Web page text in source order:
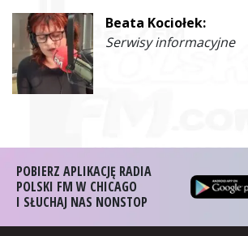
Beata Kociołek:
Serwisy informacyjne
POBIERZ APLIKACJĘ RADIA
POLSKI FM W CHICAGO
I SŁUCHAJ NAS NONSTOP